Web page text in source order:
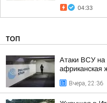
04:33
ТОП
Атаки ВСУ на
африканская
Вчера, 22:36